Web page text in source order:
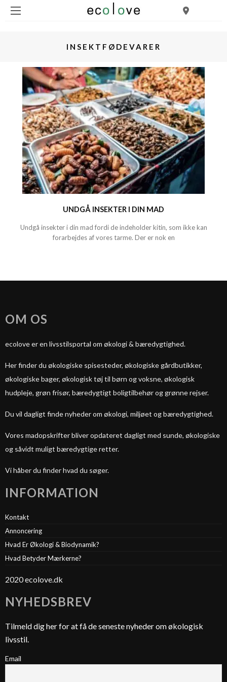
INSEKTFØDEVARER
UNDGÅ INSEKTER I DIN MAD
Undgå insekter i din mad fordi de indeholder kitin, som ikke kan
forarbejdes af vores tarme. Der er nok en
OM OS
ecolove er en livsstilsportal om økologi & bæredygtighed.
Her finder du økologiske spisesteder, økologiske gårdbutikker,
økologiske bager, økologisk tøj til børn og voksne, økologisk
hudpleje, grøn frisør, bæredygtigt boligtilbehør og grønne rejser.
Du vil dagligt finde nyheder om økologi, miljøet og bæredygtighed.
Vores madopskrifter bliver opdateret dagligt med sunde, økologiske
og såvidt muligt bæredygtige retter.
Vi håber du finder hvad du søger.
INFORMATION
Kontakt
Annoncering
Hvad Er Økologi & Biodynamik?
Hvad Betyder Mærkerne?
2020 ecolove.dk
NYHEDSBREV
Tilmeld dig her for at få de seneste nyheder om økologisk
livsstil.
Email